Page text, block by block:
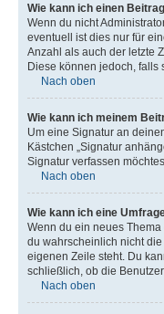
Wie kann ich einen
Wenn du nicht
eventuell ist dies nur für
Anzahl als auch der letzte
Diese können jedoch, falls
Nach oben
Wie kann ich meinem
Um eine Signatur an
Kästchen „Signatur
Signatur verfassen
Nach oben
Wie kann ich eine
Wenn du ein neues
du wahrscheinlich nicht
eigenen Zeile steht. Du
schließlich, ob die
Nach oben